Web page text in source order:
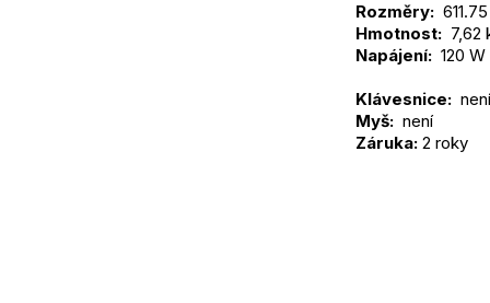
Rozměry:
Hmotnost: 7,62
Napájení: 120 W
Klávesnice: není
Myš: není
Záruka: 2 roky